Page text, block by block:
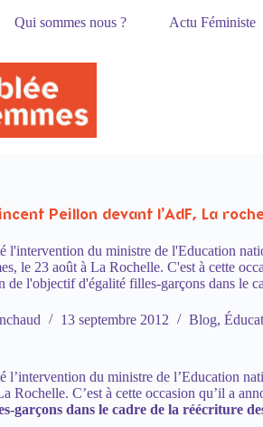
Qui sommes nous ? Actu Féministe
Peillon devant l’AdF, La
l'intervention du ministre de l'Education
le 23 août à La Rochelle. C'est à cette
de l'objectif d'égalité filles-garçons dans le
13 septembre 2012 Blog,
l’intervention du ministre de l’Education
Rochelle. C’est à cette occasion qu’il a
garçons dans le cadre de la réécriture